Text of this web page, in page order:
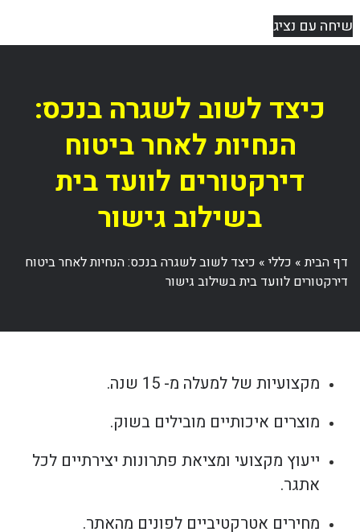
שיחה עם נציג
כיצד לשוב לשגרה בנכס:
הנחיות לאחר ביטוח
דירקטורים לוועד בית
בשילוב גישור
דף הבית» כללי» כיצד לשוב לשגרה בנכס: הנחיות לאחר ביטוח
דירקטורים לוועד בית בשילוב גישור
מקצועיות של למעלה מ- 15 שנה.
מוצרים איכותיים מובילים בשוק.
ייעוץ מקצועי ומציאת פתרונות יצירתיים לכל
אתגר.
מחירים אטרקטיביים לפונים מהאתר.